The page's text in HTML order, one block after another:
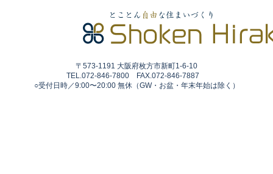
〒573-1191 大阪府枚方市新町1-6-10
TEL.072-846-7800 FAX.072-846-7887
○受付日時／9:00〜20:00 無休（GW・お盆・年末年始は除く）